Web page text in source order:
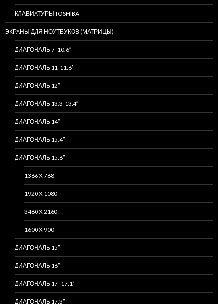
КЛАВИАТУРЫ TOSHIBA
ЭКРАНЫ ДЛЯ НОУТБУКОВ (МАТРИЦЫ)
ДИАГОНАЛЬ 7 -10.6″
ДИАГОНАЛЬ 11-11.6″
ДИАГОНАЛЬ 12″
ДИАГОНАЛЬ 13.3-13.4″
ДИАГОНАЛЬ 14″
ДИАГОНАЛЬ 15.4″
ДИАГОНАЛЬ 15.6″
1366 X 768
1920 X 1080
3480 X 2160
1600 X 900
ДИАГОНАЛЬ 15″
ДИАГОНАЛЬ 16″
ДИАГОНАЛЬ 17 -17.1″
ДИАГОНАЛЬ 17.3″